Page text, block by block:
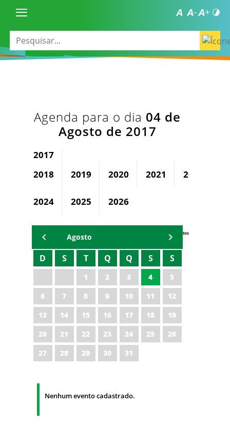
Agenda para o dia 04 de
Agosto de 2017
2017
2018
2019 2020 2021 2022
2024 2025 2026
Eventos
Agosto
D S T Q Q S S
1 2 3 4
5
6
7 8 9 10 11
12
13
14 15 16 17 18
19
20
21 22 23 24 25
26
27
28 29 30 31
Nenhum evento cadastrado.